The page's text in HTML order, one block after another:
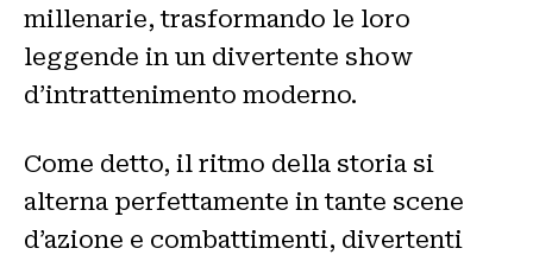
millenarie, trasformando le loro
leggende in un divertente show
d’intrattenimento moderno.
Come detto, il ritmo della storia si
alterna perfettamente in tante scene
d’azione e combattimenti, divertenti